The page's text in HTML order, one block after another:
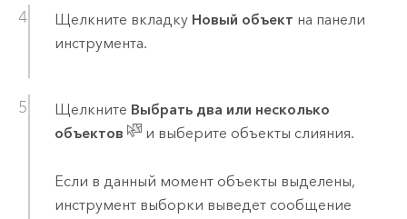
Щелкните вкладку Новый объект на панели
инструмента.
Щелкните Выбрать два или несколько
объектов
и выберите объекты слияния.
Если в данный момент объекты выделены,
инструмент выборки выведет сообщение